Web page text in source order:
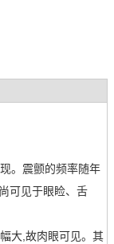
。震颤的频率随年
可见于眼睑、舌
大,故肉眼可见。其